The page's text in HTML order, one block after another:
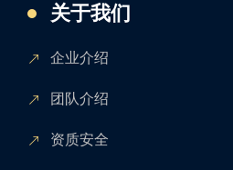
关于我们
企业介绍
团队介绍
资质安全